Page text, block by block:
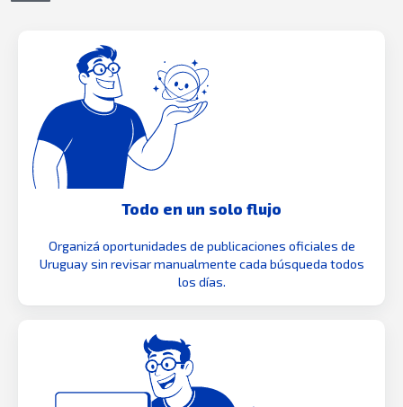
Todo en un solo flujo
Organizá oportunidades de publicaciones oficiales de
Uruguay sin revisar manualmente cada búsqueda todos
los días.